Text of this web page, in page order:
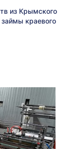
из Крымского
краевого